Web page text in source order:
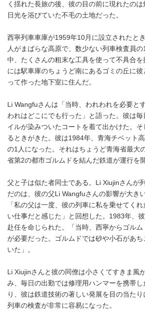
く揺れた長旅の後、彼の目の前に現れたの
日光を浴びていた不毛の土地だった。
西寧列車車庫が1959年10月に設立されたと
人がまばらな高原で、数少ない列車検査員
中、たくさんの粗末な工具を使って不具合
には駅車庫のちょうど南にあるゴミの丘に
って作った地下室に住んだ。
Li Wangfuさんは「当時、われわれを必要と
われはどこにでも行った」と語った。彼は
イルが染みついたコートを着て出かけた。
るときがきた。彼は1984年、青海チベット
の1人になった。それはちょうど青海省最大
省第2の都市ゴルムドを結んだ鉄道が運行を
父と子は似た者同士である。Li Xiujinさんが
だのは、彼の父Li Wangfuさんの影響が大き
「私の父は一度、彼の列車に私を乗せてく
い仕事だと感じた」と回想した。1983年、
赴任を命じられた。「当時、西寧からゴル
が必要だった。ゴルムドでは砂や小石があ
いた」。
Li Xiujinさんと彼の同僚は小さくてすきま風
み、毎日の出勤では修理用ハンマーを携帯
り、彼は鉄道技術の著しい発展を目の当た
列車の検査が非常に容易になった。